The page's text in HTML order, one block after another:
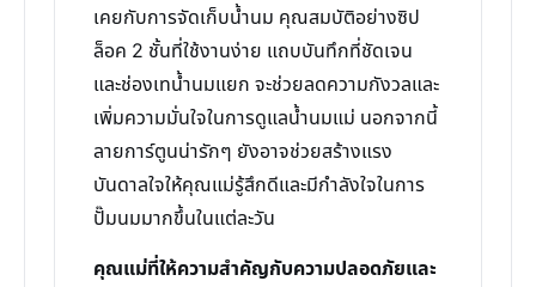
เคยกับการจัดเก็บน้ำนม คุณสมบัติอย่างซิป
ล็อค 2 ชั้นที่ใช้งานง่าย แถบบันทึกที่ชัดเจน
และช่องเทน้ำนมแยก จะช่วยลดความกังวลและ
เพิ่มความมั่นใจในการดูแลน้ำนมแม่ นอกจากนี้
ลายการ์ตูนน่ารักๆ ยังอาจช่วยสร้างแรง
บันดาลใจให้คุณแม่รู้สึกดีและมีกำลังใจในการ
ปั๊มนมมากขึ้นในแต่ละวัน
คุณแม่ที่ให้ความสำคัญกับความปลอดภัยและ